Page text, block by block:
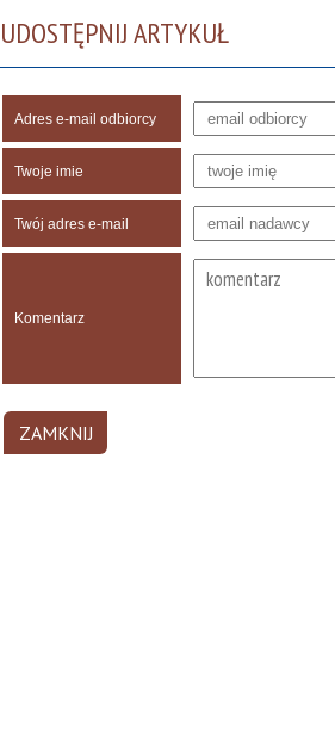
UDOSTĘPNIJ ARTYKUŁ
Adres e-mail odbiorcy
Twoje imie
Twój adres e-mail
Komentarz